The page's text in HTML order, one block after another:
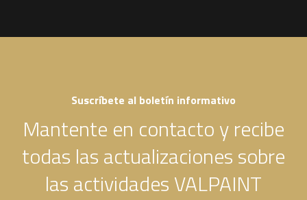
Suscríbete al boletín informativo
Mantente en contacto y recibe
todas las actualizaciones sobre
las actividades VALPAINT